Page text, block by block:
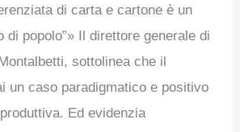
di carta e cartone è un
di popolo”» Il direttore generale di
sottolinea che il
un caso paradigmatico e positivo
Ed evidenzia